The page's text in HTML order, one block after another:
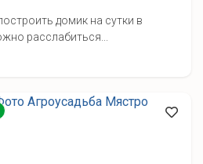
домик на сутки в
расслабиться...